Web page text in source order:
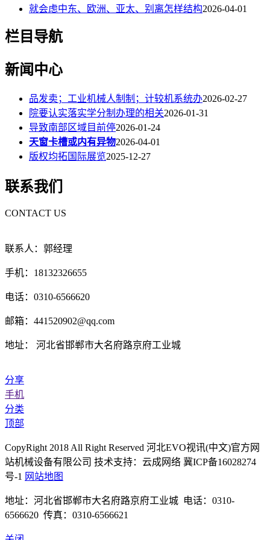
就会虑中东、欧洲、亚太、别离怎样结构2026-04-01
栏目导航
新闻中心
品发卖；工业机械人制制；计较机系统办2026-02-27
院要认实落实学分制办理的相关2026-01-31
导致南部区域目前停2026-01-24
天窗卡槽或内有异物2026-04-01
版权均拓国际展览2025-12-27
联系我们
CONTACT US
联系人：郭经理
手机：18132326655
电话：0310-6566620
邮箱：441520902@qq.com
地址： 河北省邯郸市大名府路京府工业城
分享
手机
分类
顶部
CopyRight 2018 All Right Reserved 河北EVO视讯(中文)官方网
站机械设备有限公司 技术支持：云成网络 冀ICP备16028274
号-1 网站地图
地址：河北省邯郸市大名府路京府工业城 电话：0310-
6566620 传真：0310-6566621